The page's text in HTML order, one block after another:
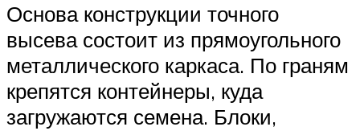
Основа конструкции точного
высева состоит из прямоугольного
металлического каркаса. По граням
крепятся контейнеры, куда
загружаются семена. Блоки,